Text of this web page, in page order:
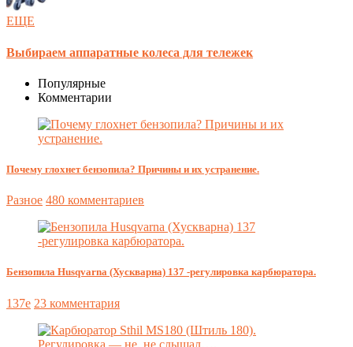
ЕЩЕ
Выбираем аппаратные колеса для тележек
Популярные
Комментарии
Почему глохнет бензопила? Причины и их устранение.
Разное 480 комментариев
Бензопила Husqvarna (Хускварна) 137 -регулировка карбюратора.
137e 23 комментария